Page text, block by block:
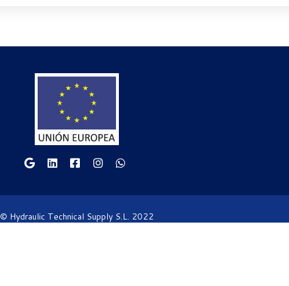
© Hydraulic Technical Supply S.L. 2022